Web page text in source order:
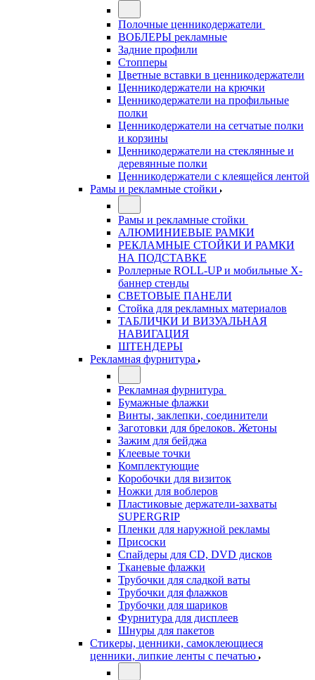
Полочные ценникодержатели
ВОБЛЕРЫ рекламные
Задние профили
Стопперы
Цветные вставки в ценникодержатели
Ценникодержатели на крючки
Ценникодержатели на профильные
полки
Ценникодержатели на сетчатые полки
и корзины
Ценникодержатели на стеклянные и
деревянные полки
Ценникодержатели с клеящейся лентой
Рамы и рекламные стойки
Рамы и рекламные стойки
АЛЮМИНИЕВЫЕ РАМКИ
РЕКЛАМНЫЕ СТОЙКИ И РАМКИ
НА ПОДСТАВКЕ
Роллерные ROLL-UP и мобильные X-
баннер стенды
СВЕТОВЫЕ ПАНЕЛИ
Стойка для рекламных материалов
ТАБЛИЧКИ И ВИЗУАЛЬНАЯ
НАВИГАЦИЯ
ШТЕНДЕРЫ
Рекламная фурнитура
Рекламная фурнитура
Бумажные флажки
Винты, заклепки, соединители
Заготовки для брелоков. Жетоны
Зажим для бейджа
Клеевые точки
Комплектующие
Коробочки для визиток
Ножки для воблеров
Пластиковые держатели-захваты
SUPERGRIP
Пленки для наружной рекламы
Присоски
Спайдеры для CD, DVD дисков
Тканевые флажки
Трубочки для сладкой ваты
Трубочки для флажков
Трубочки для шариков
Фурнитура для дисплеев
Шнуры для пакетов
Стикеры, ценники, самоклеющиеся
ценники, липкие ленты с печатью